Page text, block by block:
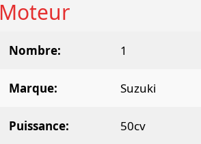
Moteur
Nombre 1
Marque Suzuki
Puissance 50cv